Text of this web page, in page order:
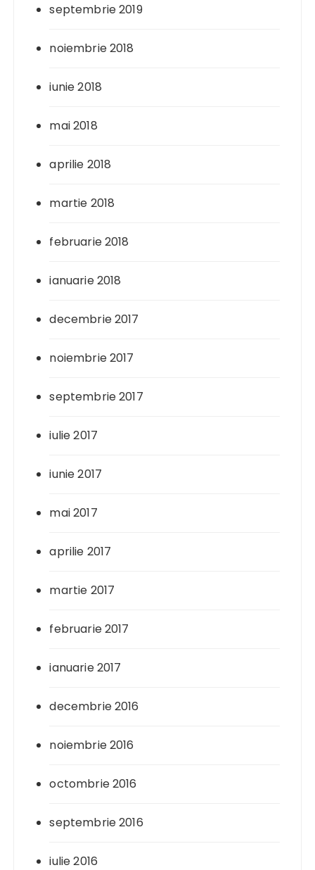
septembrie 2019
noiembrie 2018
iunie 2018
mai 2018
aprilie 2018
martie 2018
februarie 2018
ianuarie 2018
decembrie 2017
noiembrie 2017
septembrie 2017
iulie 2017
iunie 2017
mai 2017
aprilie 2017
martie 2017
februarie 2017
ianuarie 2017
decembrie 2016
noiembrie 2016
octombrie 2016
septembrie 2016
iulie 2016